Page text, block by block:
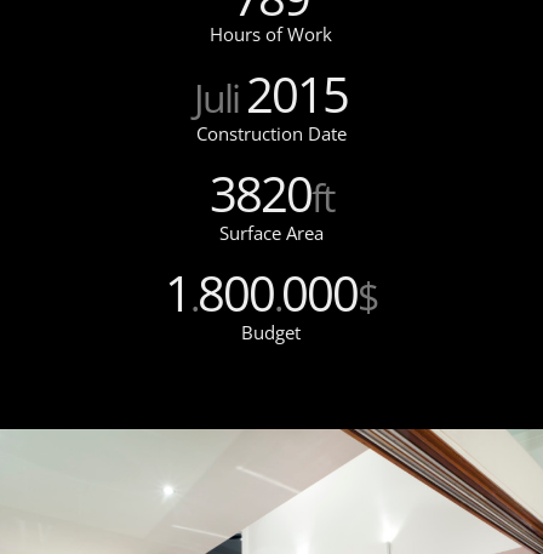
Hours of Work
Juli2015
Construction Date
3820ft
Surface Area
1 .800.000$
Budget